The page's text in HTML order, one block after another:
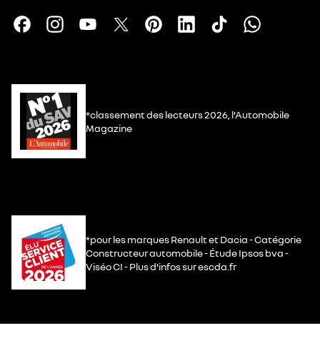
*classement des lecteurs 2026, l’Automobile
Magazine
*pour les marques Renault et Dacia - Catégorie
Constructeur automobile - Étude Ipsos bva -
Viséo CI - Plus d’infos sur escda.fr